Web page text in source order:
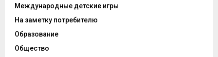
Международные детские игры
На заметку потребителю
Образование
Общество